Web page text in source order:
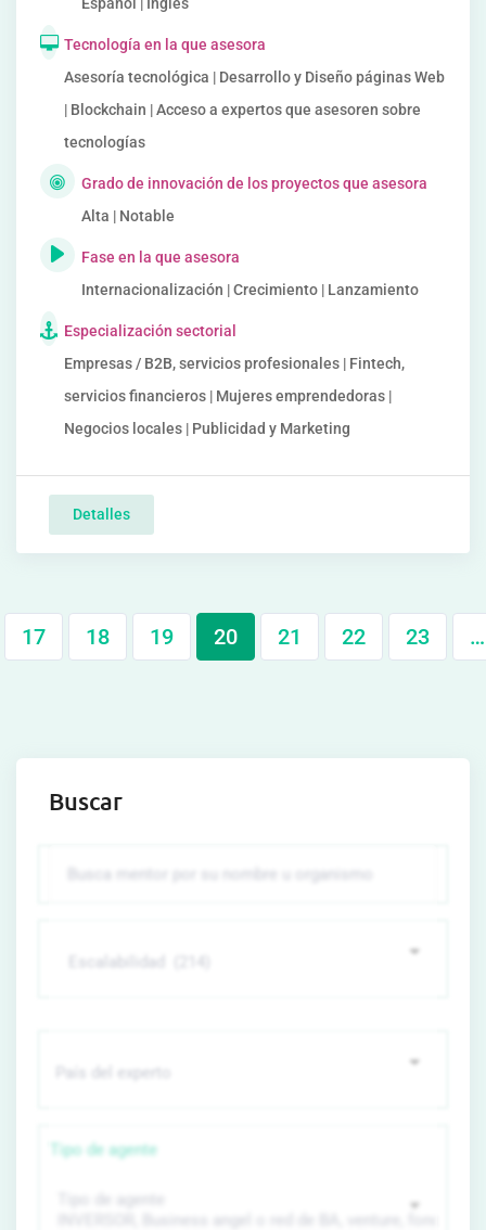
Tecnología en la que asesora
Asesoría tecnológica | Desarrollo y Diseño páginas Web
| Blockchain | Acceso a expertos que asesoren sobre
tecnologías
Grado de innovación de los proyectos que asesora
Alta | Notable
Fase en la que asesora
Internacionalización | Crecimiento | Lanzamiento
Especialización sectorial
Empresas / B2B, servicios profesionales | Fintech,
servicios financieros | Mujeres emprendedoras |
Negocios locales | Publicidad y Marketing
Detalles
17 18 19 20 21 22 23 …
Buscar
Tipo de agente